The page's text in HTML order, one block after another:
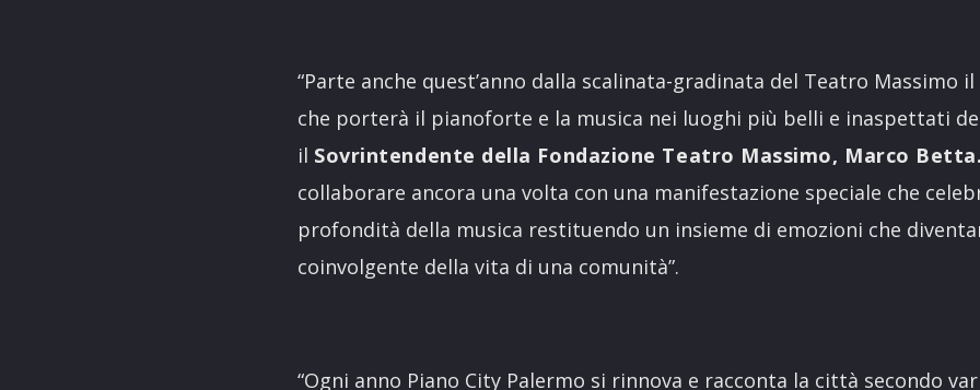
“Parte anche quest’anno dalla scalinata-gradinata del Teatro Massimo
che porterà il pianoforte e la musica nei luoghi più belli e inaspettati
il Sovrintendente della Fondazione Teatro Massimo, Marco
collaborare ancora una volta con una manifestazione speciale che
profondità della musica restituendo un insieme di emozioni che
coinvolgente della vita di una comunità”.
“Ogni anno Piano City Palermo si rinnova e racconta la città secondo